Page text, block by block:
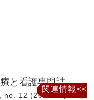
と看護専門誌
12 (2018.12) = 通
関連情報<<